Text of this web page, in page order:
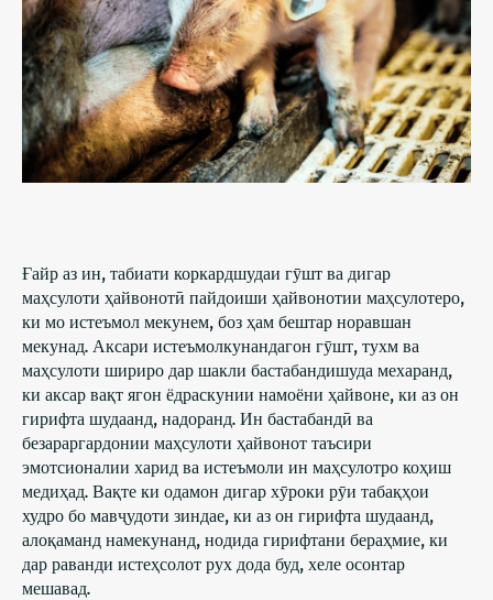
Ғайр аз ин, табиати коркардшудаи гӯшт ва дигар
маҳсулоти ҳайвонотӣ пайдоиши ҳайвонотии маҳсулотеро,
ки мо истеъмол мекунем, боз ҳам бештар норавшан
мекунад. Аксари истеъмолкунандагон гӯшт, тухм ва
маҳсулоти шириро дар шакли бастабандишуда мехаранд,
ки аксар вақт ягон ёдраскунии намоёни ҳайвоне, ки аз он
гирифта шудаанд, надоранд. Ин бастабандӣ ва
безараргардонии маҳсулоти ҳайвонот таъсири
эмотсионалии харид ва истеъмоли ин маҳсулотро коҳиш
медиҳад. Вақте ки одамон дигар хӯроки рӯи табақҳои
худро бо мавҷудоти зиндае, ки аз он гирифта шудаанд,
алоқаманд намекунанд, нодида гирифтани бераҳмие, ки
дар раванди истеҳсолот рух дода буд, хеле осонтар
мешавад.